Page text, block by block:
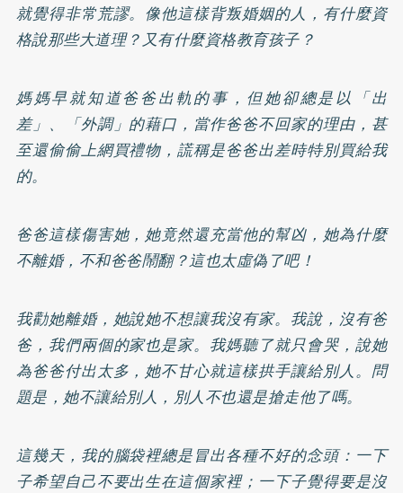
就覺得非常荒謬。像他這樣背叛婚姻的人，有什麼資
格說那些大道理？又有什麼資格教育孩子？
媽媽早就知道爸爸出軌的事，但她卻總是以「出
差」、「外調」的藉口，當作爸爸不回家的理由，甚
至還偷偷上網買禮物，謊稱是爸爸出差時特別買給我
的。
爸爸這樣傷害她，她竟然還充當他的幫凶，她為什麼
不離婚，不和爸爸鬧翻？這也太虛偽了吧！
我勸她離婚，她說她不想讓我沒有家。我說，沒有爸
爸，我們兩個的家也是家。我媽聽了就只會哭，說她
為爸爸付出太多，她不甘心就這樣拱手讓給別人。問
題是，她不讓給別人，別人不也還是搶走他了嗎。
這幾天，我的腦袋裡總是冒出各種不好的念頭：一下
子希望自己不要出生在這個家裡；一下子覺得要是沒